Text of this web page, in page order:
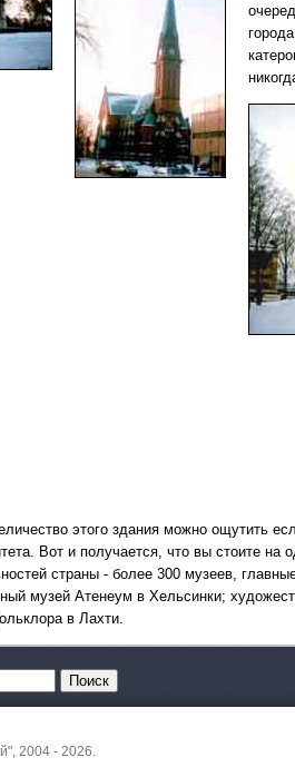
этого здания можно ощутить
Вот и получается, что вы стоите
страны - более 300 музеев,
музей Атенеум в Хельсинки;
в Лахти.
2004 - 2026.